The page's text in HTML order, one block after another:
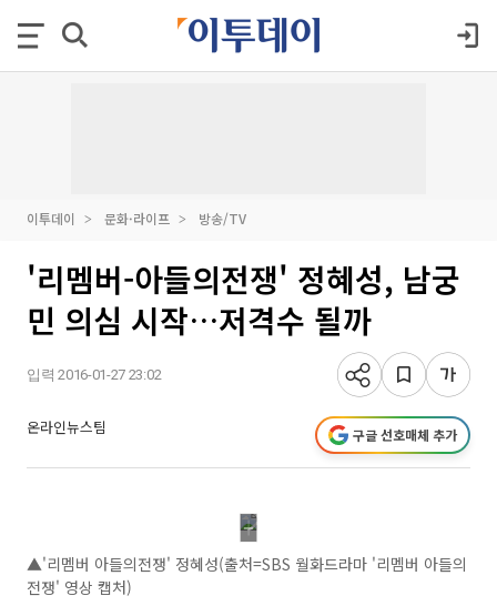
이투데이 문화·라이프 방송/TV
'리멤버-아들의전쟁' 정혜성, 남궁
민 의심 시작…저격수 될까
입력 2016-01-27 23:02
온라인뉴스팀 구글 선호매체 추가
▲'리멤버 아들의전쟁' 정혜성(출처=SBS 월화드라마 '리멤버 아들의
전쟁' 영상 캡처)